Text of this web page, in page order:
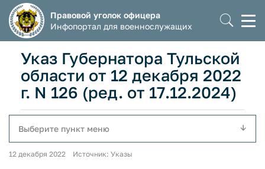
Правовой уголок офицера
Инфопортал для военнослужащих
Указ Губернатора Тульской
области от 12 декабря 2022
г. N 126 (ред. от 17.12.2024)
Выберите пункт меню
12 декабря 2022 Источник: Указы